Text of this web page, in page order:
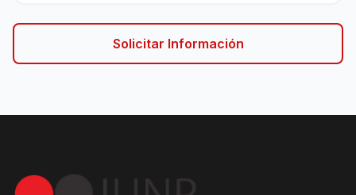
Solicitar Información